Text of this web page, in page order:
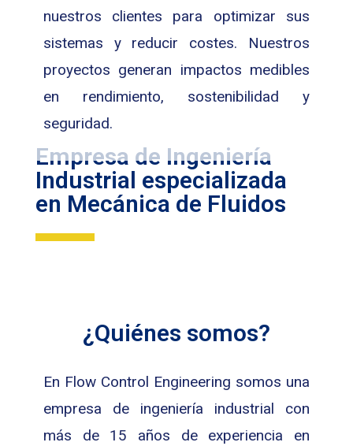
Empresa de Ingeniería
Industrial especializada
en Mecánica de Fluidos
¿Quiénes somos?
En Flow Control Engineering somos una
empresa de ingeniería industrial con
más de 15 años de experiencia en
nuestros clientes para optimizar sus
sistemas y reducir costes. Nuestros
proyectos generan impactos medibles
en rendimiento, sostenibilidad y
seguridad.